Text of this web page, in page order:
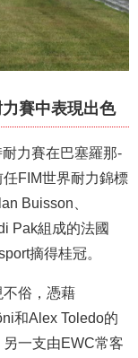
賽中表現出色
力賽在巴塞羅那-
FIM世界耐力錦標
Buisson、
Pak組成的法國
摘得桂冠。
不俗，憑藉
和Alex Toledo的
一支由EWC常客